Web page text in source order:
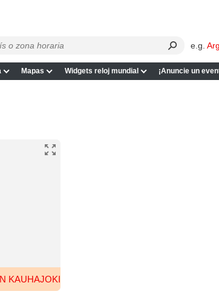
e.g.
Mapas Widgets reloj mundial ¡Anuncie un
KAUHAJOKI